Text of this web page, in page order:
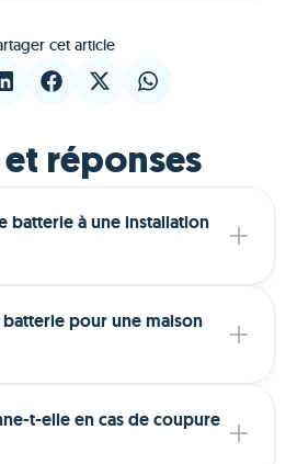
cet article
réponses
batterie à une installation
pour une maison
t-elle en cas de coupure